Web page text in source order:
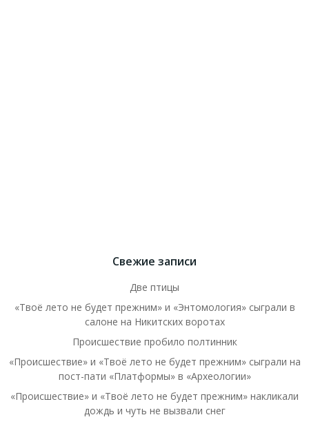
Свежие записи
Две птицы
«Твоё лето не будет прежним» и «Энтомология» сыграли в
салоне на Никитских воротах
Происшествие пробило полтинник
«Происшествие» и «Твоё лето не будет прежним» сыграли на
пост-пати «Платформы» в «Археологии»
«Происшествие» и «Твоё лето не будет прежним» накликали
дождь и чуть не вызвали снег